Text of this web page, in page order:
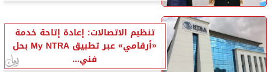
تنظيم الاتصالات: إعادة إتاحة خدمة
«أرقامي» عبر تطبيق My NTRA بحل
فني...